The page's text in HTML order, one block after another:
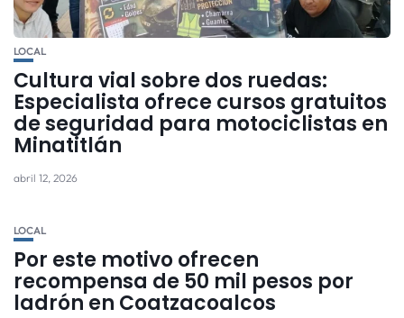
LOCAL
Cultura vial sobre dos ruedas:
Especialista ofrece cursos gratuitos
de seguridad para motociclistas en
Minatitlán
abril 12, 2026
LOCAL
Por este motivo ofrecen
recompensa de 50 mil pesos por
ladrón en Coatzacoalcos